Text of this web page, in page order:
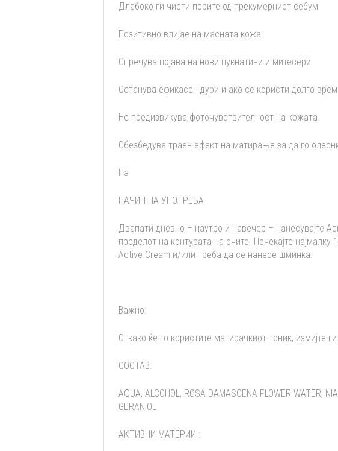
Длабоко ги чисти порите од прекумерниот себум
Позитивно влијае на масната кожа
Спречува појава на нови пукнатини и митесери
Останува ефикасен дури и ако се користи долго
Не предизвикува фоточувствителност на кожата.
Обезбедува траен ефект на матирање за да го
На
НАЧИН НА УПОТРЕБА
Двапати дневно – наутро и навечер – нанесувајте
пределот на контурата на очите. Почекајте
Active Cream и/или треба да се нанесе шминка.
Важно:
Откако ќе го користите матирачкиот тоник, измијте
СОСТАВ:
AQUA, ALCOHOL, ROSA DAMASCENA FLOWER WATER,
GERANIOL
АКТИВНИ МАТЕРИИ :